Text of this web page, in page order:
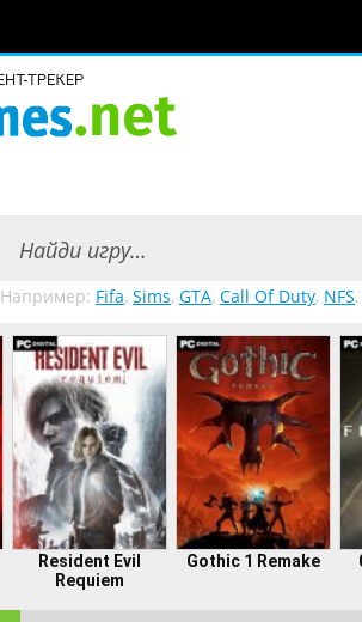
Например: Fifa, Sims, GTA, Call Of Duty, NFS,
Resident Evil
Requiem
Gothic 1 Remake